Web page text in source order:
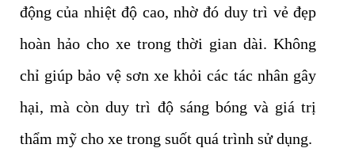
động của nhiệt độ cao, nhờ đó duy trì vẻ đẹp
hoàn hảo cho xe trong thời gian dài. Không
chỉ giúp bảo vệ sơn xe khỏi các tác nhân gây
hại, mà còn duy trì độ sáng bóng và giá trị
thẩm mỹ cho xe trong suốt quá trình sử dụng.